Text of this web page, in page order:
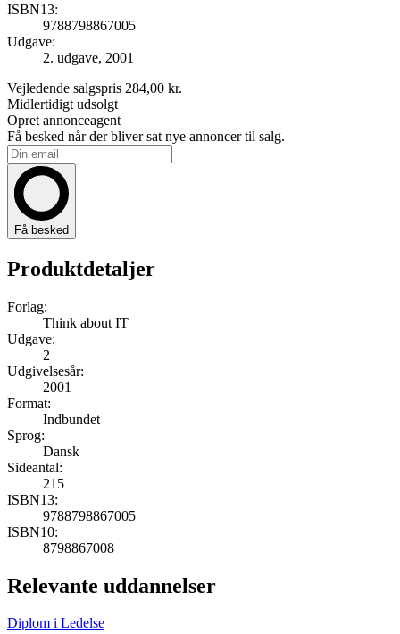
ISBN13:
9788798867005
Udgave:
2. udgave, 2001
Vejledende salgspris 284,00 kr.
Midlertidigt udsolgt
Opret annonceagent
Få besked når der bliver sat nye annoncer til salg.
Få besked
Produktdetaljer
Forlag:
Think about IT
Udgave:
2
Udgivelsesår:
2001
Format:
Indbundet
Sprog:
Dansk
Sideantal:
215
ISBN13:
9788798867005
ISBN10:
8798867008
Relevante uddannelser
Diplom i Ledelse